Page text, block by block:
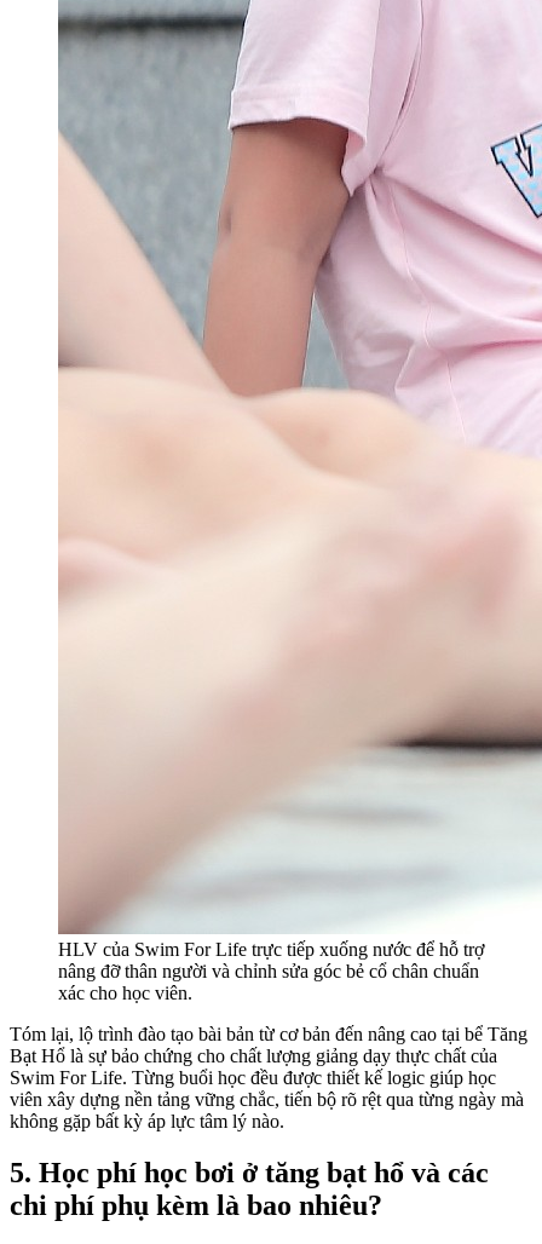
HLV của Swim For Life trực tiếp xuống nước để hỗ trợ
nâng đỡ thân người và chỉnh sửa góc bẻ cổ chân chuẩn
xác cho học viên.
Tóm lại, lộ trình đào tạo bài bản từ cơ bản đến nâng cao tại bể Tăng
Bạt Hổ là sự bảo chứng cho chất lượng giảng dạy thực chất của
Swim For Life. Từng buổi học đều được thiết kế logic giúp học
viên xây dựng nền tảng vững chắc, tiến bộ rõ rệt qua từng ngày mà
không gặp bất kỳ áp lực tâm lý nào.
5. Học phí học bơi ở tăng bạt hổ và các
chi phí phụ kèm là bao nhiêu?